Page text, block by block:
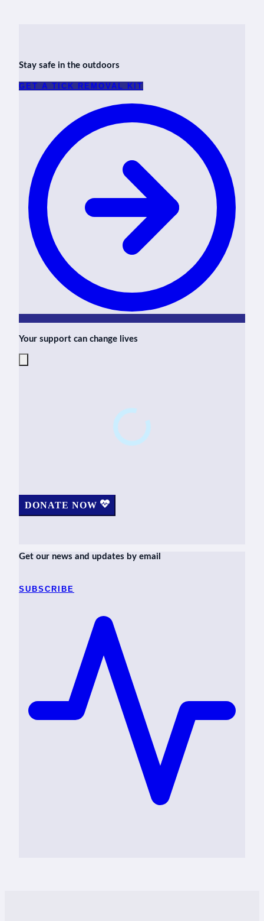
Stay safe in the outdoors
GET A TICK REMOVAL KIT
Your support can change lives
DONATE NOW
Get our news and updates by email
SUBSCRIBE